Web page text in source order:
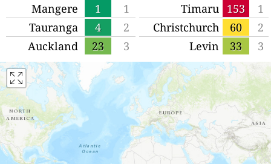
1
153
Timaru
2
60
Christchurch
3
33
Levin
1
1
Mangere
2
4
Tauranga
3
23
Auckland